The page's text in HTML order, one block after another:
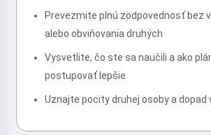
Prevezmite plnú zodpovednosť bez
alebo obviňovania druhých
Vysvetlite, čo ste sa naučili a ako
postupovať lepšie
Uznajte pocity druhej osoby a dopad